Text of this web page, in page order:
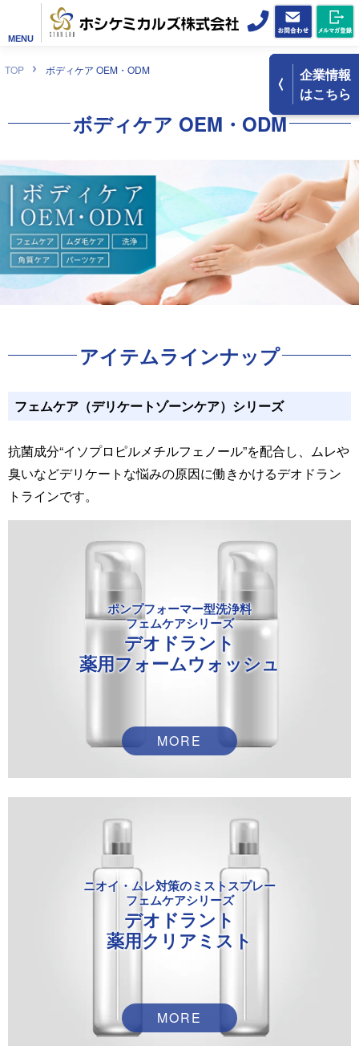
MENU
企業情報
はこちら
TOP ボディケア OEM・ODM
ボディケア OEM・ODM
アイテムラインナップ
フェムケア （デリケートゾーンケア） シリーズ
抗菌成分“イソプロピルメチルフェノール”を配合し、ムレや
臭いなどデリケートな悩みの原因に働きかけるデオドラン
トラインです。
ポンプフォーマー型洗浄料
フェムケアシリーズ
デオドラント
薬用フォームウォッシュ
MORE
ニオイ・ムレ対策のミストスプレー
フェムケアシリーズ
デオドラント
薬用クリアミスト
MORE